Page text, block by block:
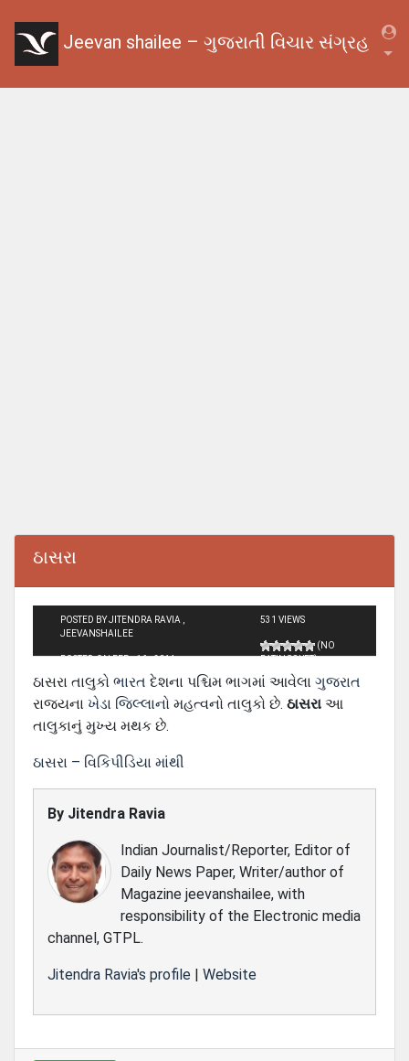
Jeevan shailee – ગુજરાતી વિચાર સંગ્રહ
ઠાસરા
POSTED BY JITENDRA RAVIA ,
JEEVANSHAILEE
POSTED ON FEB - 16 - 2014
531 VIEWS
(NO
RATINGS YET)
ઠાસરા તાલુકો ભારત દેશના પશ્ચિમ ભાગમાં આવેલા ગુજરાત
રાજ્યના ખેડા જિલ્લાનો મહત્વનો તાલુકો છે. ઠાસરા આ
તાલુકાનું મુખ્ય મથક છે.
ઠાસરા – વિકિપીડિયા માંથી
By Jitendra Ravia
Indian Journalist/Reporter, Editor of
Daily News Paper, Writer/author of
Magazine jeevanshailee, with
responsibility of the Electronic media
channel, GTPL.
Jitendra Ravia's profile | Website